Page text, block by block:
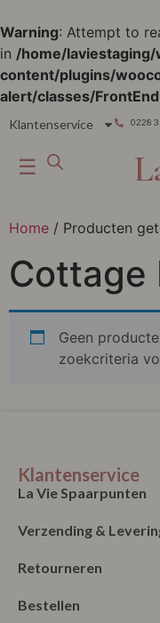
Warning: Attempt to
in /home/
content/plugins/
alert/classes/
Klantenservice 0228
☰
Home / Producten
Cottage
Geen
zoekcriteria
Klantenservice
La Vie Spaarpunten
Verzending &
Retourneren
Bestellen